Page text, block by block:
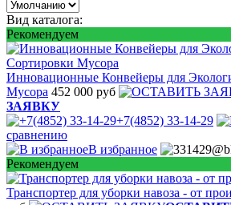
Вид каталога:
Рекомендуем
Инновационные Конвейеры для
Мусора 452 000 руб
ЗАЯВКУ
+7(4852) 33-14-29
сравнению
В избранное
Рекомендуем
Транспортер для уборки навоза - от